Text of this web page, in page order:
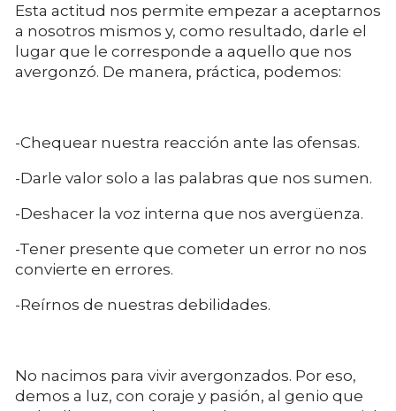
Esta actitud nos permite empezar a aceptarnos
a nosotros mismos y, como resultado, darle el
lugar que le corresponde a aquello que nos
avergonzó. De manera, práctica, podemos:
-Chequear nuestra reacción ante las ofensas.
-Darle valor solo a las palabras que nos sumen.
-Deshacer la voz interna que nos avergüenza.
-Tener presente que cometer un error no nos
convierte en errores.
-Reírnos de nuestras debilidades.
No nacimos para vivir avergonzados. Por eso,
demos a luz, con coraje y pasión, al genio que